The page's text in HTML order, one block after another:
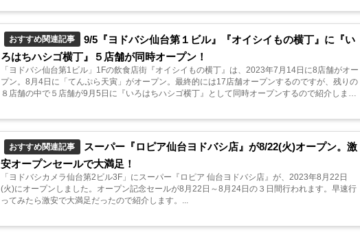
おすすめ関連記事
9/5『ヨドバシ仙台第１ビル』『オイシイもの横丁』に『い
ろはちハシゴ横丁』５店舗が同時オープン！
「ヨドバシ仙台第1ビル」1Fの飲食店街『オイシイもの横丁』は、2023年7月14日に8店舗がオー
プン。8月4日に「てんぷら天寅」がオープン。最終的には17店舗オープンするのですが、残りの
８店舗の中で５店舗が9月5日に『いろはちハシゴ横丁』として同時オープンするので紹介しま
おすすめ関連記事
スーパー『ロピア仙台ヨドバシ店』が8/22(火)オープン。激
安オープンセールで大満足！
「ヨドバシカメラ仙台第2ビル3F」にスーパー『ロピア 仙台ヨドバシ店』が、2023年8月22日
(火)にオープンしました。オープン記念セールが8月22日～8月24日の３日間行われます。早速行
ってみたら激安で大満足だったので紹介します。...